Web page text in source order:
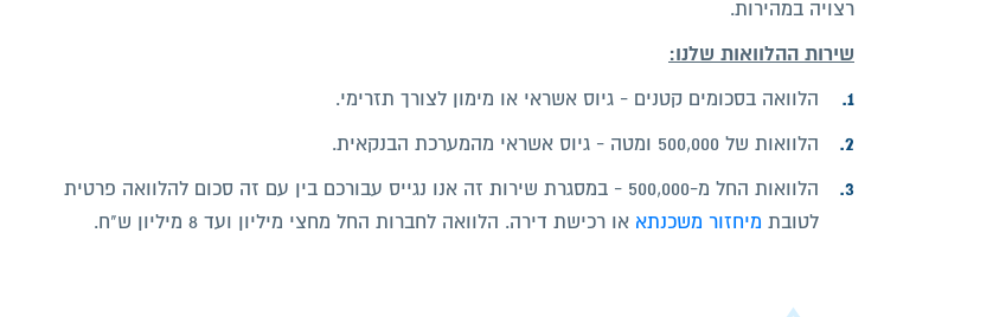
רצויה במהירות.
שירות ההלוואות שלנו:
הלוואה בסכומים קטנים - גיוס אשראי או מימון לצורך תזרימי.
הלוואות של 500,000 ומטה - גיוס אשראי מהמערכת הבנקאית.
הלוואות החל מ-500,000 - במסגרת שירות זה אנו נגייס עבורכם בין עם זה סכום להלוואה פרטית
לטובת מיחזור משכנתא או רכישת דירה. הלוואה לחברות החל מחצי מיליון ועד 8 מיליון ש"ח.